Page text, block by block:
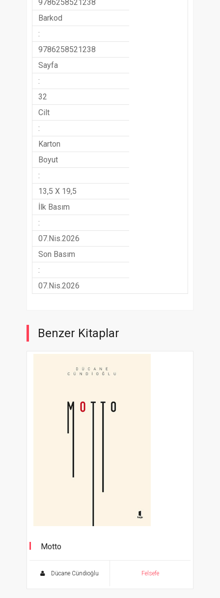
9786258521238
Barkod
:
9786258521238
Sayfa
:
32
Cilt
:
Karton
Boyut
:
13,5 X 19,5
İlk Basım
:
07.Nis.2026
Son Basım
:
07.Nis.2026
Benzer Kitaplar
Motto
Dücane Cündioğlu Felsefe